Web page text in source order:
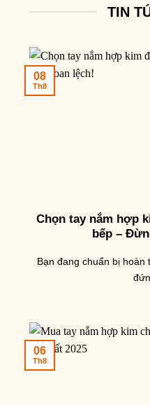
TIN
Chọn tay nắm hợp
bếp –
Bạn đang chuẩn bị
08
Th8
06
Th8